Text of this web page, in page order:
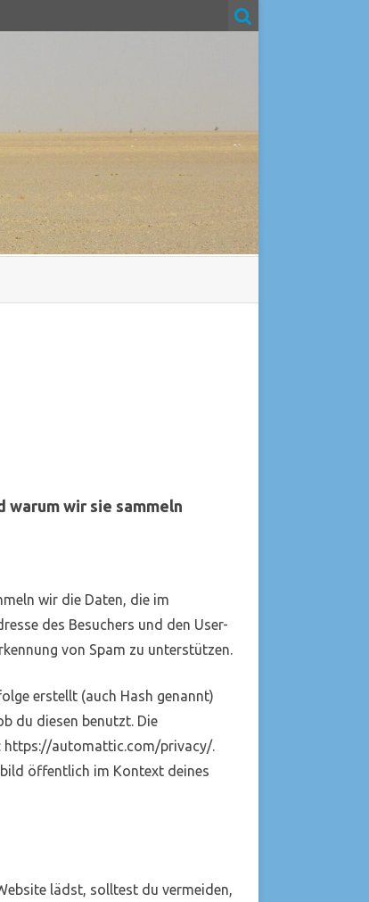
warum wir sie sammeln
wir die Daten, die im
des Besuchers und den User-
von Spam zu unterstützen.
erstellt (auch Hash genannt)
du diesen benutzt. Die
https://automattic.com/privacy/.
öffentlich im Kontext deines
lädst, solltest du vermeiden,